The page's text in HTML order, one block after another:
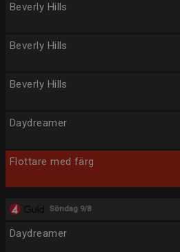
Beverly Hills
Beverly Hills
Beverly Hills
Daydreamer
Flottare med färg
Söndag 9/8
Daydreamer